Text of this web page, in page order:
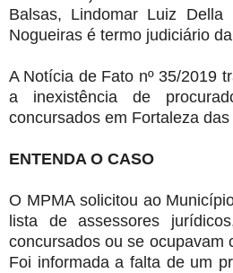
Balsas, Lindomar Luiz Della
Nogueiras é termo judiciário
A Notícia de Fato nº 35/2019
a inexistência de
concursados em Fortaleza
ENTENDA O CASO
O MPMA solicitou ao
lista de assessores
concursados ou se ocupavam
Foi informada a falta de um